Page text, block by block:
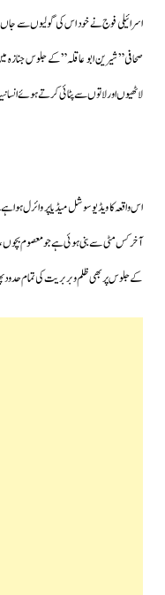
اسرائیلی فوج نے خود اس کی گولیوں سے جاں
صحافی” شیرین ابو عاقلہ”کے جلوس جنازہ
لاٹھیوں اور لاتوں سے پٹائی کرتے ہوئے
اس واقعہ کا ویڈیو سوشل میڈیا پر
آخر کس مٹی سے بنی ہوئی ہے جومعصوم
کےجلوس پر بھی ظلم و بربریت کی تمام حدود